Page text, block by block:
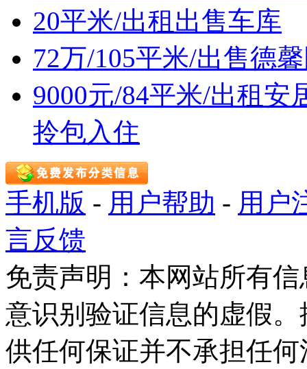
20平米/出租出售车库
72万/105平米/出售德
9000元/84平米/出租安
拎包入住
手机版 - 用户帮助 - 用户
言反馈
免责声明：本网站所有
意识别验证信息的虚假
供任何保证并不承担任